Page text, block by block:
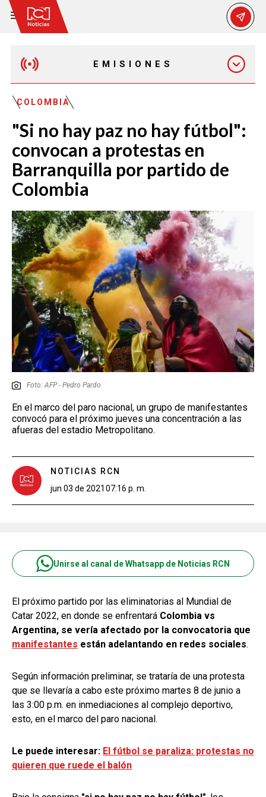
EMISIONES
EMISIÓN 12:30 PM
EMISIÓN 7:00 PM
EMISIÓN 11:30 PM
COLOMBIA
"Si no hay paz no hay fútbol":
convocan a protestas en
Barranquilla por partido de
Colombia
Foto: AFP - Pedro Pardo
En el marco del paro nacional, un grupo de manifestantes
convocó para el próximo jueves una concentración a las
afueras del estadio Metropolitano.
NOTICIAS RCN
jun 03 de 2021 07:16 p. m.
Unirse al canal de Whatsapp de Noticias RCN
El próximo partido por las eliminatorias al Mundial de
Catar 2022, en donde se enfrentará Colombia vs
Argentina, se vería afectado por la convocatoria que
manifestantes están adelantando en redes sociales.
Según información preliminar, se trataría de una protesta
que se llevaría a cabo este próximo martes 8 de junio a
las 3:00 p.m. en inmediaciones al complejo deportivo,
esto, en el marco del paro nacional.
Le puede interesar: El fútbol se paraliza: protestas no
quieren que ruede el balón